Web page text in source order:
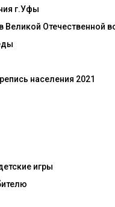
г.Уфы
Великой Отечественной
населения 2021
игры